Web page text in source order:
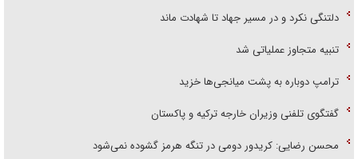
دلتنگی نکرد و در مسیر جهاد تا شهادت ماند
تنبیه متجاوز عملیاتی شد
ترامپ دوباره به پشت میانجی‌ها خزید
گفتگوی تلفنی وزیران خارجه ترکیه و پاکستان
محسن رضایی: کریدور دومی در تنگه هرمز گشوده نمی‌شود